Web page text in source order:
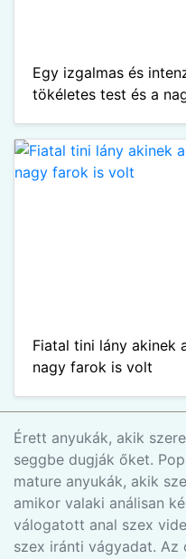
Egy izgalmas és
tökéletes test és a
Fiatal tini lány akinek
nagy farok is volt
Érett anyukák, akik
seggbe dugják őket.
mature anyukák, akik
amikor valaki análisan
válogatott anal szex
szex iránti vágyadat. Az